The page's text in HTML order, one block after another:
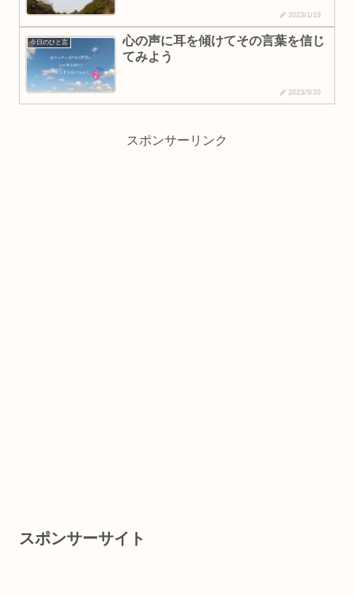
2023/1/19
今日のひと言
心の声に耳を傾けてその言葉を信じ
てみよう
2023/9/20
スポンサーリンク
スポンサーサイト